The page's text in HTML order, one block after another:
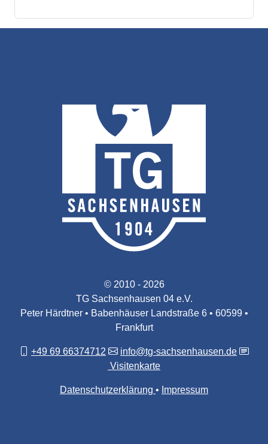
© 2010 - 2026
TG Sachsenhausen 04 e.V.
Peter Härdtner • Babenhäuser Landstraße 6 • 60599 •
Frankfurt
+49 69 66374712
info@tg-sachsenhausen.de
Visitenkarte
Datenschutzerklärung Impressum